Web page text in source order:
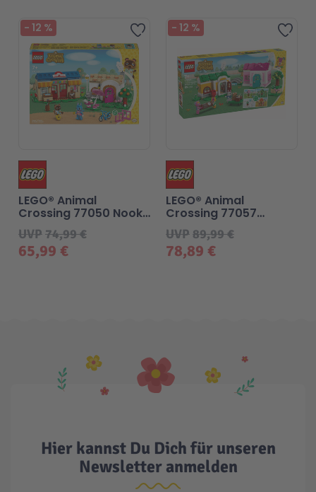
Zur Wunschliste hinzufügen
- 12 %
65,99 €
UVP74,99 €
LEGO® Animal
Crossing 77050 Nooks
Laden und Sophies
Haus
Zur
- 12 %
78,89 €
UVP89,99 €
LEGO® Animal
Crossing 77057
Kreative Häuser:
Jahreszeiten voller
Spaß
Hier kannst Du Dich für unseren
Newsletter anmelden